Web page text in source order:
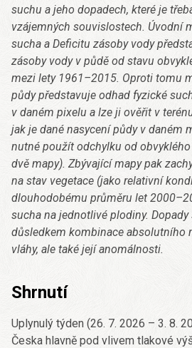
suchu a jeho dopadech, které je
vzájemných souvislostech. Úvodní
sucha a Deficitu zásoby vody
zásoby vody v půdě od stavu
mezi lety 1961–2015. Oproti tomu
půdy představuje odhad fyzické
v daném pixelu a lze ji ověřit v
jak je dané nasycení půdy v daném
nutné použít odchylku od
dvě mapy). Zbývající mapy pak
na stav vegetace (jako relativní
dlouhodobému průměru let
sucha na jednotlivé plodiny.
důsledkem kombinace absolutního
vláhy, ale také její anomálnosti.
Shrnutí
Uplynulý týden (26. 7. 2026 – 3. 8.
Česka hlavně pod vlivem tlakové